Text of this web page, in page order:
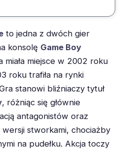
to jedna z dwóch gier
konsolę Game Boy
miała miejsce w 2002 roku
roku trafiła na rynki
stanowi bliźniaczy tytuł
, różniąc się głównie
antagonistów oraz
stworkami, chociażby
na pudełku. Akcja toczy